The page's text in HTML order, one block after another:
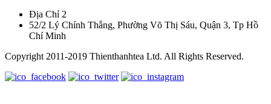
Địa Chỉ 2
52/2 Lý Chính Thắng, Phường Võ Thị Sáu, Quận 3, Tp Hồ
Chí Minh
Copyright 2011-2019 Thienthanhtea Ltd. All Rights Reserved.